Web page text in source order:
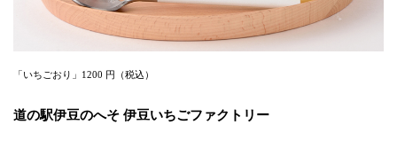
「いちごおり」1200 円（税込）
道の駅伊豆のへそ 伊豆いちごファクトリー